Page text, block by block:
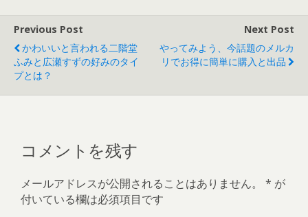
で
開
き
ま
す
Previous Post
かわいいと言われる二階堂
ふみと広瀬すずの好みのタイ
プとは？
Next Post
やってみよう、今話題のメルカ
リでお得に簡単に購入と出品
コメントを残す
メールアドレスが公開されることはありません。 * が
付いている欄は必須項目です